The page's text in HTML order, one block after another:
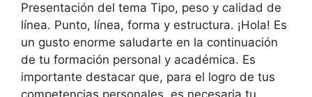
Presentación del tema Tipo, peso y calidad de
línea. Punto, línea, forma y estructura. ¡Hola! Es
un gusto enorme saludarte en la continuación
de tu formación personal y académica. Es
importante destacar que, para el logro de tus
competencias personales, es necesaria tu